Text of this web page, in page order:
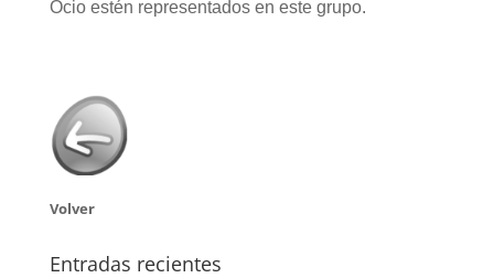
Ocio estén representados en este grupo.
Volver
Entradas recientes